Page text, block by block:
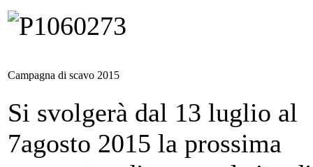
Campagna di scavo 2015
Si svolgerà dal 13 luglio al
7agosto 2015 la prossima